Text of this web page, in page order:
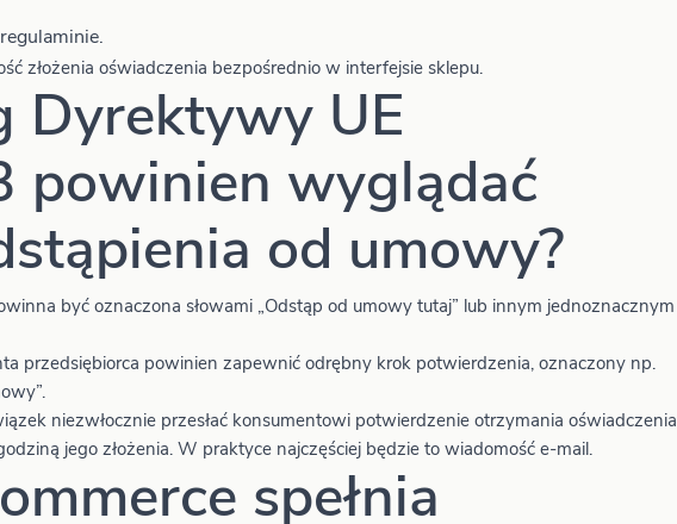
złożenia oświadczenia bezpośrednio w interfejsie sklepu.
Dyrektywy UE
powinien wyglądać
od umowy?
być oznaczona słowami „Odstąp od umowy tutaj” lub innym jednoznacznym
przedsiębiorca powinien zapewnić odrębny krok potwierdzenia, oznaczony np.
niezwłocznie przesłać konsumentowi potwierdzenie otrzymania oświadczenia
jego złożenia. W praktyce najczęściej będzie to wiadomość e-mail.
spełnia